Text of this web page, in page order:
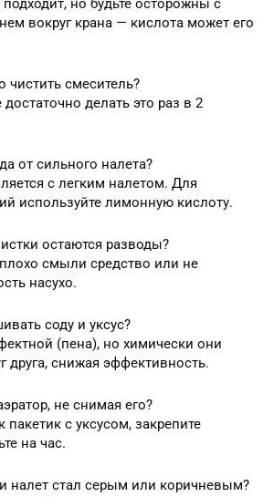
но будьте осторожны с
вокруг крана — кислота может его
чистить смеситель?
делать это раз в 2
от сильного налета?
с легким налетом. Для
используйте лимонную кислоту.
остаются разводы?
смыли средство или не
насухо.
соду и уксус?
(пена), но химически они
друга, снижая эффективность.
не снимая его?
пакетик с уксусом, закрепите
на час.
налет стал серым или коричневым?